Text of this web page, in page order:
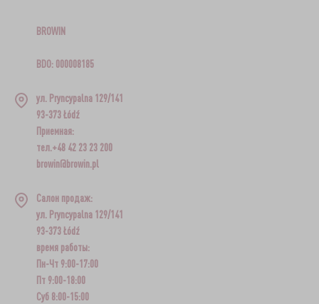
BROWIN
BDO: 000008185
ул. Pryncypalna 129/141
93-373 Łódź
Приемная:
тел.+48 42 23 23 200
browin@browin.pl
Салон продаж:
ул. Pryncypalna 129/141
93-373 Łódź
время работы:
Пн-Чт 9:00-17:00
Пт 9:00-18:00
Суб 8:00-15:00